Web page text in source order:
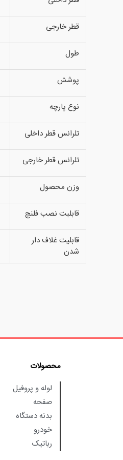
قطر خارجی
طول
پوشش
نوع پارچه
تلرانس قطر داخلی
تلرانس قطر خارجی
وزن محصول
قابلبت نصب فلنچ
قابلیت غلاف دار
شدن
محصولات
لوله و پروفیل
صفحه
بدنه دستگاه
خودرو
رباتیک